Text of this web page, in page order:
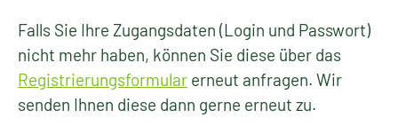
Falls Sie Ihre Zugangsdaten (Login und Passwort)
nicht mehr haben, können Sie diese über das
Registrierungsformular erneut anfragen. Wir
senden Ihnen diese dann gerne erneut zu.